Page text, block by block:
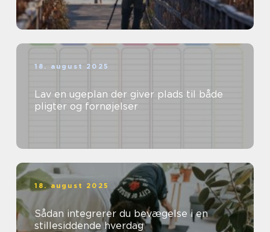
18. august 2025
Lav en ugeplan der giver plads til både
pligter og fornøjelser
18. august 2025
Sådan integrerer du bevægelse i en
stillesiddende hverdag